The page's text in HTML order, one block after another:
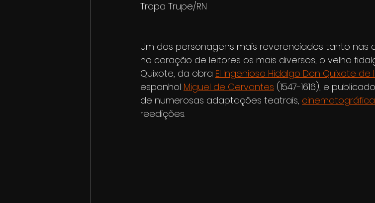
Tropa Trupe/RN
Um dos personagens mais reverenciados tanto nas
no coração de leitores os mais diversos, o velho
Quixote, da obra El Ingenioso Hidalgo Don Quixote de
espanhol Miguel de Cervantes (1547-1616), e
de numerosas adaptações teatrais,
reedições.